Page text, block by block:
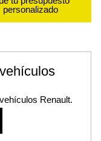
personalizado
Renault.